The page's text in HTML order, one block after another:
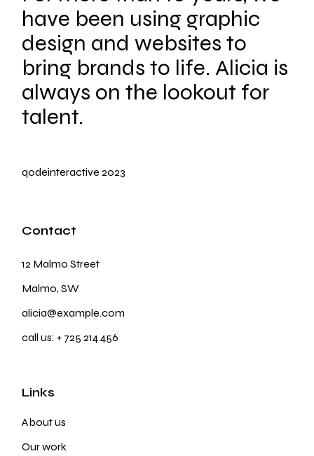
have been using graphic
design and websites to
bring brands to life. Alicia is
always on the lookout for
talent.
qodeinteractive 2023
Contact
12 Malmo Street
Malmo, SW
alicia@example.com
call us:+ 725 214 456
Links
About us
Our work